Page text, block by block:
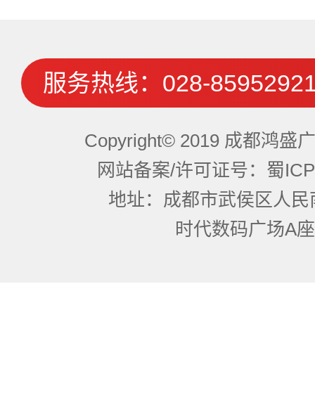
服务热线： 028-
Copyright© 2019 成都鸿盛
网站备案/许可证号：蜀
地址：成都市武侯区人
时代数码广场A